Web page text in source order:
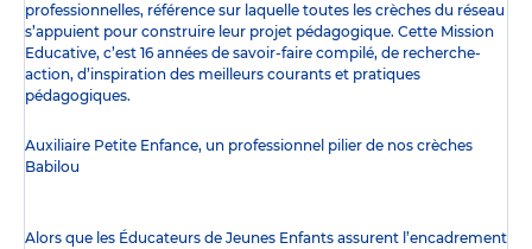
professionnelles, référence sur laquelle toutes les crèches du réseau
s’appuient pour construire leur projet pédagogique. Cette Mission
Educative, c’est 16 années de savoir-faire compilé, de recherche-
action, d’inspiration des meilleurs courants et pratiques
pédagogiques.
Auxiliaire Petite Enfance, un professionnel pilier de nos crèches
Babilou
Alors que les Éducateurs de Jeunes Enfants assurent l’encadrement